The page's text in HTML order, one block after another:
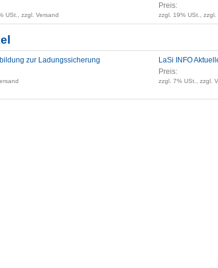
USt., zzgl. Versand
Preis:
zzgl. 19% USt., zzgl.
zur Ladungssicherung
LaSi INFO
Preis:
zzgl. 7% USt., zzgl.